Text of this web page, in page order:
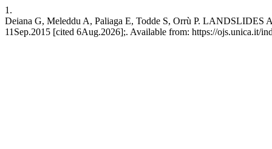
1.
Deiana G, Meleddu A, Paliaga E, Todde S, Orrù P.
11Sep.2015 [cited 6Aug.2026];. Available from: https://ojs.unica.it/